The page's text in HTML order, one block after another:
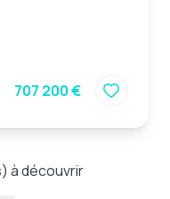
707 200 €
à découvrir